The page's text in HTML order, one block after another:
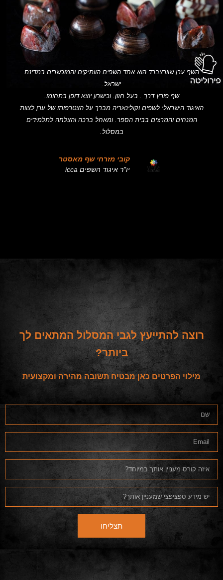
השף ערן שוורצברד הוא אחד השפים הוותיקים והמוכשרים במדינת
ישראל.
שף פורץ דרך . בעל חזון. וכישרון יוצא דופן בתחומו.
האיגוד הישראלי לשפים וקולינאריה מברך על הצטרפותו של ערן לצוות
המנחים והמרצים בבית הספר. ומאחל ברכה והצלחה לתלמידים
במסלול.
קובי מזרחי שף מאסטר
יו"ר איגוד השפים icca
רוצה להתייעץ לגבי המסלול המתאים לך
ביותר?
מילוי הפרטים כאן מבטיח תשובה מהירה ומקצועית
תצליחו